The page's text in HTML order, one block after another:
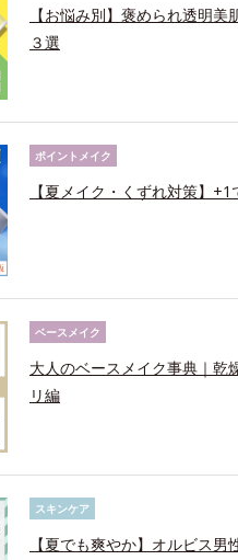
【お悩み別】褒められ透明
３選
ポイントメイク
【夏メイク・くずれ対策】
ベースメイク
大人のベースメイク事典｜乾
リ編
スキンケア
【夏でも爽やか】オルビス